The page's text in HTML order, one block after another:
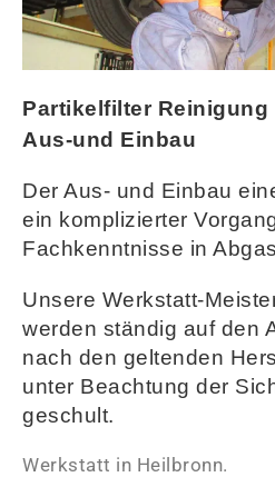
Partikelfilter
Aus-und Einbau
Der Aus- und Einbau
ein komplizierter
Fachkenntnisse in
Unsere Werkstatt-
werden ständig auf den
nach den geltenden
unter Beachtung der
geschult.
Werkstatt in Heilbronn.